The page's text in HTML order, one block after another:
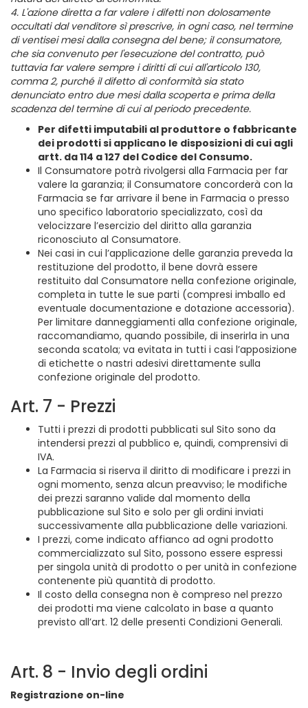
4. L'azione diretta a far valere i difetti non dolosamente
occultati dal venditore sì prescrive, in ogni caso, nel termine
di ventisei mesi dalla consegna del bene; il consumatore,
che sia convenuto per l'esecuzione del contratto, può
tuttavia far valere sempre i diritti di cui all'articolo 130,
comma 2, purché il difetto di conformità sia stato
denunciato entro due mesi dalla scoperta e prima della
scadenza del termine di cui al periodo precedente.
Per difetti imputabili al produttore o fabbricante
dei prodotti si applicano le disposizioni di cui agli
artt. da 114 a 127 del Codice del Consumo.
Il Consumatore potrà rivolgersi alla Farmacia per far
valere la garanzia; il Consumatore concorderà con la
Farmacia se far arrivare il bene in Farmacia o presso
uno specifico laboratorio specializzato, così da
velocizzare l’esercizio del diritto alla garanzia
riconosciuto al Consumatore.
Nei casi in cui l’applicazione delle garanzia preveda la
restituzione del prodotto, il bene dovrà essere
restituito dal Consumatore nella confezione originale,
completa in tutte le sue parti (compresi imballo ed
eventuale documentazione e dotazione accessoria).
Per limitare danneggiamenti alla confezione originale,
raccomandiamo, quando possibile, di inserirla in una
seconda scatola; va evitata in tutti i casi l’apposizione
di etichette o nastri adesivi direttamente sulla
confezione originale del prodotto.
Art. 7 - Prezzi
Tutti i prezzi di prodotti pubblicati sul Sito sono da
intendersi prezzi al pubblico e, quindi, comprensivi di
IVA.
La Farmacia si riserva il diritto di modificare i prezzi in
ogni momento, senza alcun preavviso; le modifiche
dei prezzi saranno valide dal momento della
pubblicazione sul Sito e solo per gli ordini inviati
successivamente alla pubblicazione delle variazioni.
I prezzi, come indicato affianco ad ogni prodotto
commercializzato sul Sito, possono essere espressi
per singola unità di prodotto o per unità in confezione
contenente più quantità di prodotto.
Il costo della consegna non è compreso nel prezzo
dei prodotti ma viene calcolato in base a quanto
previsto all’art. 12 delle presenti Condizioni Generali.
Art. 8 - Invio degli ordini
Registrazione on-line